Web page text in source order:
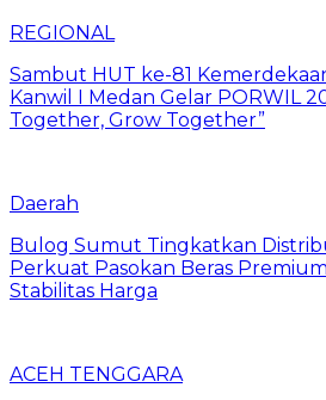
REGIONAL
Sambut HUT ke-81
Kanwil I Medan Gelar PORWIL
Together, Grow Together”
Daerah
Bulog Sumut Tingkatkan
Perkuat Pasokan Beras
Stabilitas Harga
ACEH TENGGARA